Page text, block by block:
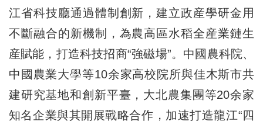
江省科技廳通過體制創新，建立政産學研金用
不斷融合的新機制，為農高區水稻全産業鏈生
産賦能，打造科技招商“強磁場”。中國農科院、
中國農業大學等10余家高校院所與佳木斯市共
建研究基地和創新平臺，大北農集團等20余家
知名企業與其開展戰略合作，加速打造龍江“四